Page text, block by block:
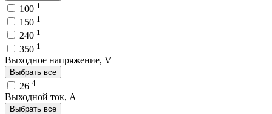
100 1
150 1
240 1
350 1
Выходное напряжение, V
Выбрать все
26 4
Выходной ток, A
Выбрать все